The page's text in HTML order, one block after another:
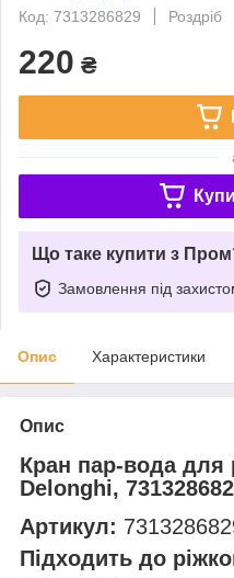
Код: 7313286829
Роздріб
220 ₴
Що таке купити з
Замовлення під
Опис Характеристики
Опис
Кран пар-вода для
Delonghi,
Артикул:
Підходить до